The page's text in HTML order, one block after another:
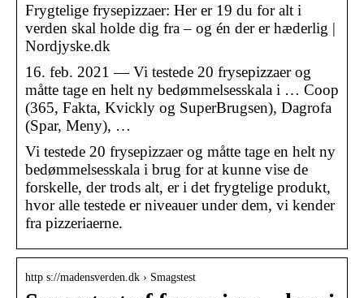
Frygtelige frysepizzaer: Her er 19 du for alt i
verden skal holde dig fra – og én der er hæderlig |
Nordjyske.dk
16. feb. 2021 — Vi testede 20 frysepizzaer og
måtte tage en helt ny bedømmelsesskala i … Coop
(365, Fakta, Kvickly og SuperBrugsen), Dagrofa
(Spar, Meny), …
Vi testede 20 frysepizzaer og måtte tage en helt ny
bedømmelsesskala i brug for at kunne vise de
forskelle, der trods alt, er i det frygtelige produkt,
hvor alle testede er niveauer under dem, vi kender
fra pizzeriaerne.
http s://madensverden.dk › Smagstest